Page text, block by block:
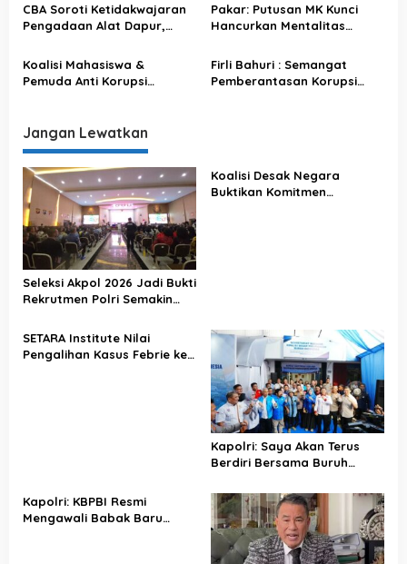
CBA Soroti Ketidakwajaran
Pengadaan Alat Dapur,
Bertindak
Pakar: Putusan MK Kunci
Hancurkan Mentalitas
Koalisi Mahasiswa &
Pemuda Anti Korupsi
Komitmen Berantas Korupsi!
Firli Bahuri : Semangat
Pemberantasan Korupsi
Jangan Lewatkan
Seleksi Akpol 2026 Jadi Bukti
Rekrutmen Polri Semakin
Koalisi Desak Negara
Buktikan Komitmen
SETARA Institute Nilai
Pengalihan Kasus Febrie ke
Kapolri: Saya Akan Terus
Berdiri Bersama Buruh
Kapolri: KBPBI Resmi
Mengawali Babak Baru